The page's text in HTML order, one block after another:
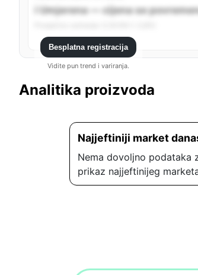
ℹ️ Umjerena — cijena se
Besplatna registracija
Vidite pun trend i variranja.
Analitika proizvoda
Najjeftiniji market
Nema dovoljno podataka
prikaz najjeftinijeg